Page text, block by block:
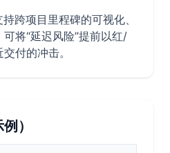
跨项目里程碑的可视化、
将“延迟风险”提前以红/
付的冲击。
）